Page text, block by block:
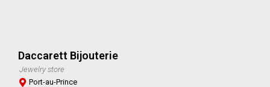
Daccarett Bijouterie
Jewelry store
Port-au-Prince